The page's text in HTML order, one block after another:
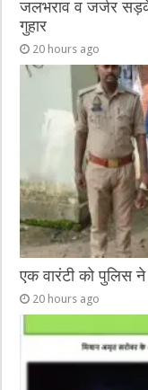
जलभराव व जर्जर सड़कें
गुहार
20 hours ago
एक वारंटी को पुलिस ने
20 hours ago